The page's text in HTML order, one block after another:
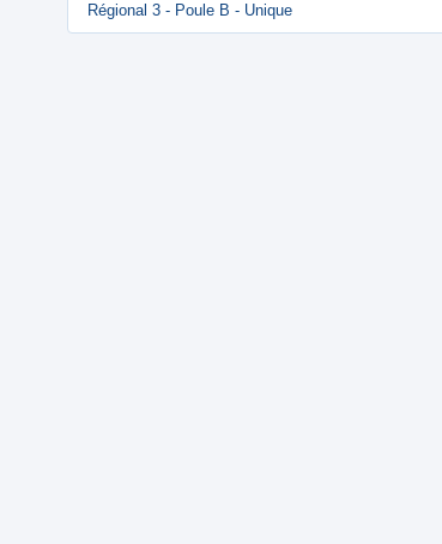
Régional 3 - Poule B - Unique